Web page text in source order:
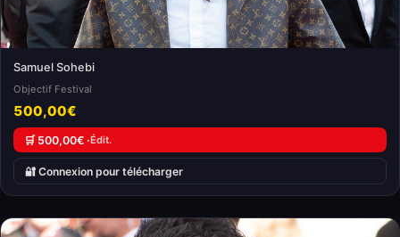
Samuel Sohebi
Objectif Festival
500,00€
🛒 500,00€ ·Édit.
🔐 Connexion pour télécharger